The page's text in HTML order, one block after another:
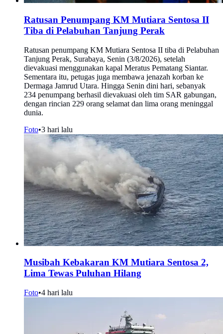
Ratusan Penumpang KM Mutiara Sentosa II
Tiba di Pelabuhan Tanjung Perak
Ratusan penumpang KM Mutiara Sentosa II tiba di Pelabuhan
Tanjung Perak, Surabaya, Senin (3/8/2026), setelah
dievakuasi menggunakan kapal Meratus Pematang Siantar.
Sementara itu, petugas juga membawa jenazah korban ke
Dermaga Jamrud Utara. Hingga Senin dini hari, sebanyak
234 penumpang berhasil dievakuasi oleh tim SAR gabungan,
dengan rincian 229 orang selamat dan lima orang meninggal
dunia.
Foto•3 hari lalu
Musibah Kebakaran KM Mutiara Sentosa 2,
Lima Tewas Puluhan Hilang
Foto•4 hari lalu